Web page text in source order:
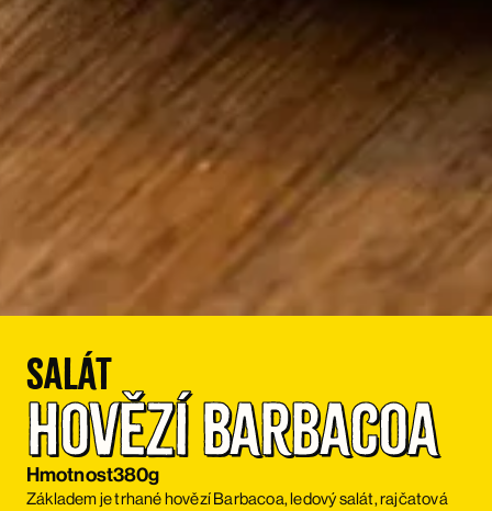
Salát
Hovězí Barbacoa
Hmotnost380g
Základem je trhané hovězí Barbacoa, ledový salát, rajčatová